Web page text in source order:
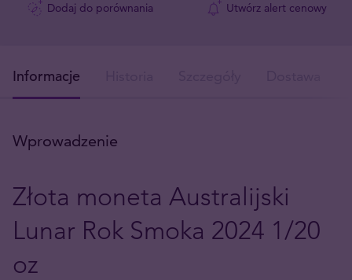
Dodaj do porównania Utwórz alert cenowy
Informacje
Wprowadzenie
Złota moneta Australijski
Lunar Rok Smoka 2024 1/20
oz